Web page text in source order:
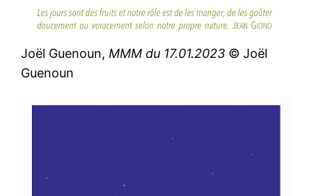
Joël Guenoun, MMM du 17.01.2023 © Joël
Guenoun